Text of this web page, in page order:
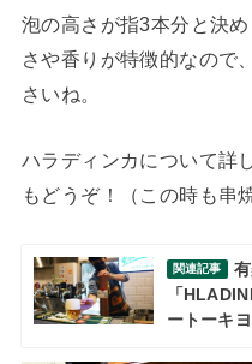
泡の高さが指3本分と決
さや香りが特徴的なので
さいね。
ハラディンカについて詳
もどうぞ！（この時も串
関連記事
「
ートーキ